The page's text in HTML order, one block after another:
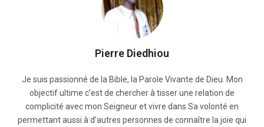
Pierre Diedhiou
Je suis passionné de la Bible, la Parole Vivante de Dieu. Mon
objectif ultime c’est de chercher à tisser une relation de
complicité avec mon Seigneur et vivre dans Sa volonté en
permettant aussi à d’autres personnes de connaître la joie qui